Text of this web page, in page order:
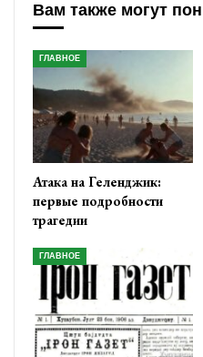
Вам также могут
ГЛАВНОЕ
Атака на Геленджик:
первые подробности
трагедии
ГЛАВНОЕ